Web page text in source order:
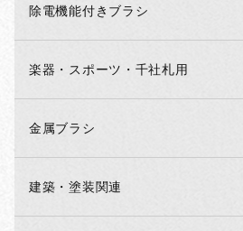
除電機能付きブラシ
楽器・スポーツ・千社札用
金属ブラシ
建築・塗装関連